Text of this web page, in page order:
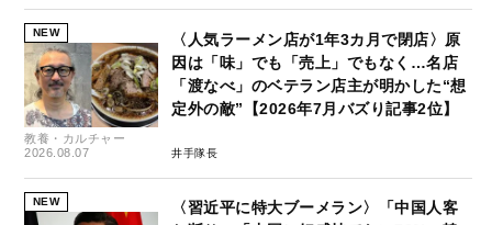
NEW
教養・カルチャー
2026.08.07
〈人気ラーメン店が1年3カ月で閉店〉原
因は「味」でも「売上」でもなく…名店
「渡なべ」のベテラン店主が明かした“想
定外の敵”【2026年7月バズり記事2位】
井手隊長
NEW
〈習近平に特大ブーメラン〉「中国人客